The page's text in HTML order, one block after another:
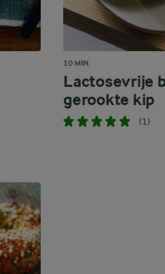
10 MIN.
Lactosevrije
gerookte kip
(1)